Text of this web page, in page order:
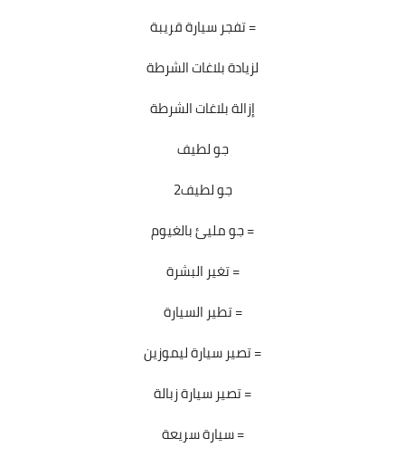
تفجر سيارة قريبة =
لزيادة بلاغات الشرطة
إزالة بلاغات الشرطة
جو لطيف
جو لطيف2
جو مليئ بالغيوم =
تغير البشرة =
تطير السيارة =
تصير سيارة ليموزين =
تصير سيارة زبالة =
سيارة سريعة =